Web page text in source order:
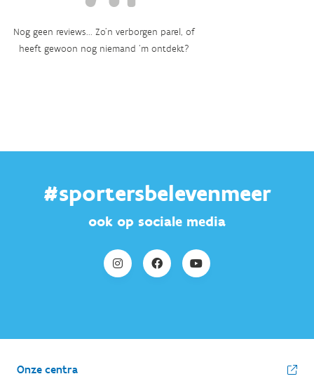
Nog geen reviews... Zo’n verborgen parel, of
heeft gewoon nog niemand ‘m ontdekt?
#sportersbelevenmeer
ook op sociale media
Onze centra